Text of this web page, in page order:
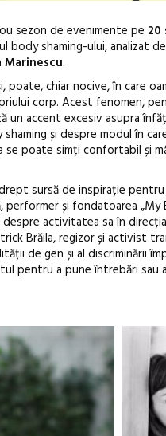
sezon de evenimente pe 20
body shaming-ului, analizat
.
chiar nocive, în care
corp. Acest fenomen,
un accent excesiv asupra
și despre modul în
poate simți confortabil și
sursă de inspirație pentru
performer și fondatoarea „My
activitatea sa în
Brăila, regizor și activist
de gen și al discriminării
pentru a pune întrebări sau